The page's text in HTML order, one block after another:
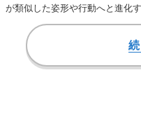
が類似した姿形や行動へと進化
あると、そこで生…